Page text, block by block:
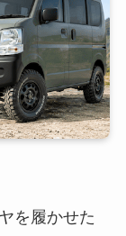
を履かせた